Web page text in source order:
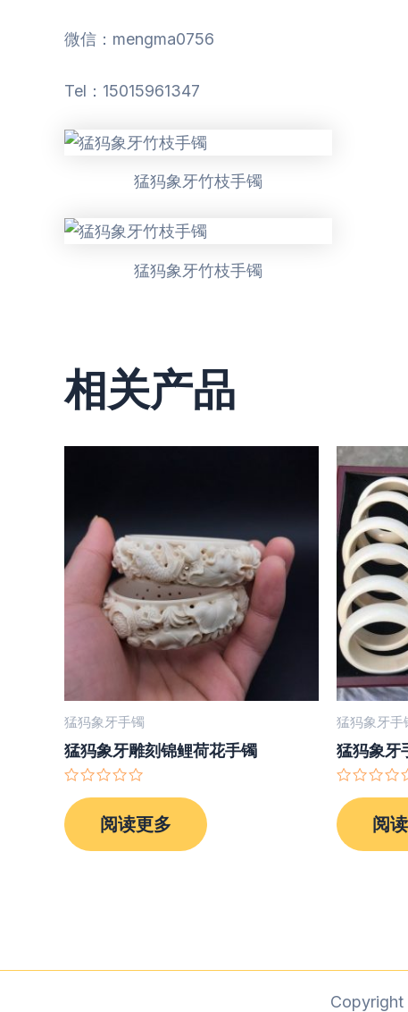
微信：mengma0756
Tel：15015961347
猛犸象牙竹枝手镯
猛犸象牙竹枝手镯
相关产品
猛犸象牙手镯
猛犸象牙雕刻锦鲤荷花手镯
分
0
&sol;
阅读更多
猛犸象牙手
猛犸象牙
分
0
&sol;
阅
Copyright